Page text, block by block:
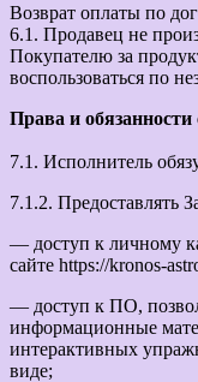
Возврат оплаты по
6.1. Продавец не
Покупателю за
воспользоваться по
Права и обязанности
7.1. Исполнитель
7.1.2. Предоставлять
— доступ к личному
сайте https://kronos-
— доступ к ПО,
информационные
интерактивных
виде;